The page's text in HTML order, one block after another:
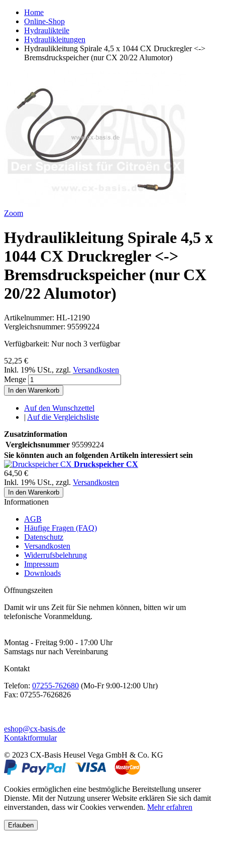
Home
Online-Shop
Hydraulikteile
Hydraulikleitungen
Hydraulikleitung Spirale 4,5 x 1044 CX Druckregler <->
Bremsdruckspeicher (nur CX 20/22 Alumotor)
Zoom
Hydraulikleitung Spirale 4,5 x
1044 CX Druckregler <->
Bremsdruckspeicher (nur CX
20/22 Alumotor)
Artikelnummer: HL-12190
Vergleichsnummer: 95599224
Verfügbarkeit: Nur noch 3 verfügbar
52,25 €
Inkl. 19% USt., zzgl. Versandkosten
Menge
In den Warenkorb
Auf den Wunschzettel
| Auf die Vergleichsliste
Zusatzinformation
Vergleichsnummer 95599224
Sie könnten auch an folgenden Artikeln interessiert sein
Druckspeicher CX
64,50 €
Inkl. 19% USt., zzgl. Versandkosten
In den Warenkorb
Informationen
AGB
Häufige Fragen (FAQ)
Datenschutz
Versandkosten
Widerrufsbelehrung
Impressum
Downloads
Öffnungszeiten
Damit wir uns Zeit für Sie nehmen können, bitten wir um
telefonische Voranmeldung.
Montag - Freitag 9:00 - 17:00 Uhr
Samstags nur nach Vereinbarung
Kontakt
Telefon: 07255-762680 (Mo-Fr 9:00-12:00 Uhr)
Fax: 07255-7626826
eshop@cx-basis.de
Kontaktformular
© 2023 CX-Basis Heusel Vega GmbH & Co. KG
Cookies ermöglichen eine bestmögliche Bereitstellung unserer
Dienste. Mit der Nutzung unserer Website erklären Sie sich damit
einverstanden, dass wir Cookies verwenden. Mehr erfahren
Erlauben